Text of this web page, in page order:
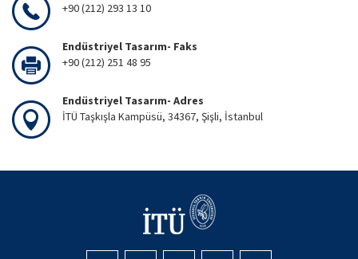
+90 (212) 293 13 10
Endüstriyel Tasarım- Faks
+90 (212) 251 48 95
Endüstriyel Tasarım- Adres
İTÜ Taşkışla Kampüsü, 34367, Şişli, İstanbul